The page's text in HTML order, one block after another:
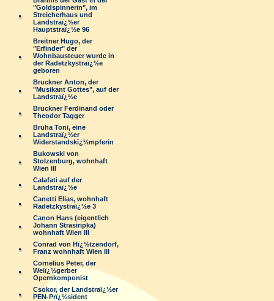
"Goldspinnerin", im
Streicherhaus und
Landstraï¿½er
Hauptstraï¿½e 96
Breitner Hugo, der
"Erfinder" der
Wohnbausteuer wurde in
der Radetzkystraï¿½e
geboren
Bruckner Anton, der
"Musikant Gottes", auf der
Landstraï¿½e
Bruckner Ferdinand oder
Theodor Tagger
Bruha Toni, eine
Landstraï¿½er
Widerstandskï¿½mpferin
Bukowski von
Stolzenburg, wohnhaft
Wien III
Calafati auf der
Landstraï¿½e
Canetti Elias, wohnhaft
Radetzkystraï¿½e 3
Canon Hans (eigentlich
Johann Strasiripka)
wohnhaft Wien III
Conrad von Hï¿½tzendorf,
Franz wohnhaft Wien III
Cornelius Peter, der
Weiï¿½gerber
Opernkomponist
Csokor, der Landstraï¿½er
PEN-Prï¿½sident